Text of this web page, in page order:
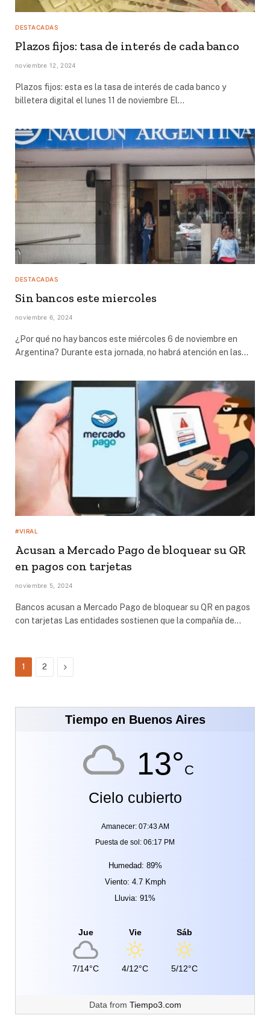
DESTACADAS
Plazos fijos: tasa de interés de cada banco
noviembre 12, 2024
Plazos fijos: esta es la tasa de interés de cada banco y
billetera digital el lunes 11 de noviembre El…
DESTACADAS
Sin bancos este miercoles
noviembre 6, 2024
¿Por qué no hay bancos este miércoles 6 de noviembre en
Argentina? Durante esta jornada, no habrá atención en las…
#VIRAL
Acusan a Mercado Pago de bloquear su QR
en pagos con tarjetas
noviembre 5, 2024
Bancos acusan a Mercado Pago de bloquear su QR en pagos
con tarjetas Las entidades sostienen que la compañía de…
1 2 Siguiente
Tiempo en Buenos Aires
13°C
Cielo cubierto
Amanecer: 07:43 AM
Puesta de sol: 06:17 PM
Humedad: 89%
Viento: 4.7 Kmph
Lluvia: 91%
Jue
7/14°C
Vie
4/12°C
Sáb
5/12°C
Data from Tiempo3.com